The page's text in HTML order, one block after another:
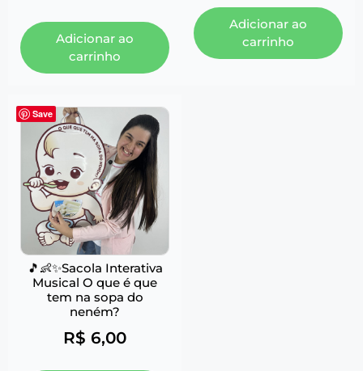
Adicionar ao
carrinho
Adicionar ao
carrinho
Save
🎵👶✨Sacola Interativa
Musical O que é que
tem na sopa do
neném?
R$ 6,00